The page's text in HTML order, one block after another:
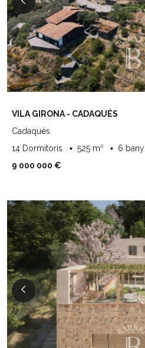
VILA GIRONA - CADAQUÉS
Cadaqués
14 Dormitoris
525 m²
6 bany
9 000 000 €